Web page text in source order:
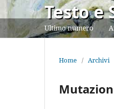
Testo e
Ultimo numero
Home / Archivi